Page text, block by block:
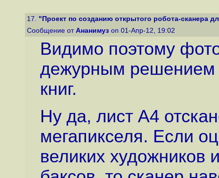
17. "Проект по созданию открытого робота-сканера
Сообщение от Ананимуз on 01-Апр-12, 19:02
Видимо поэтому
дежурным решением
книг.
Ну да, лист A4
мегапикселя. Если
великих художников